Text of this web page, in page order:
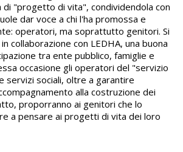
"progetto di vita", condividendola con
dar voce a chi l'ha promossa e
operatori, ma soprattutto genitori. Si
collaborazione con LEDHA, una buona
tra ente pubblico, famiglie e
occasione gli operatori del "servizio
servizi sociali, oltre a garantire
alla costruzione dei
proporranno ai genitori che lo
a pensare ai progetti di vita dei loro